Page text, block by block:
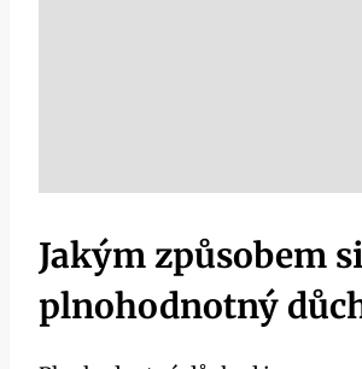
Jakým způsobem
plnohodnotný